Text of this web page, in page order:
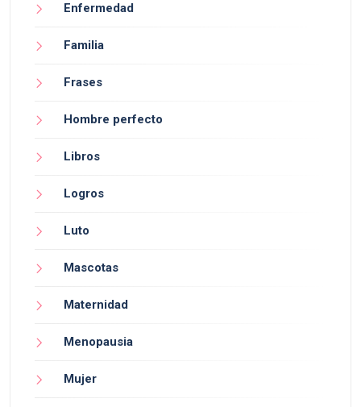
Enfermedad
Familia
Frases
Hombre perfecto
Libros
Logros
Luto
Mascotas
Maternidad
Menopausia
Mujer